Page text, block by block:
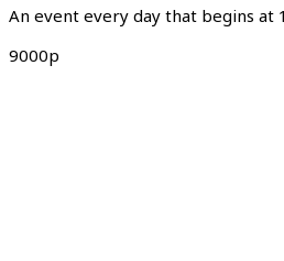
An event every day that begins at
9000р